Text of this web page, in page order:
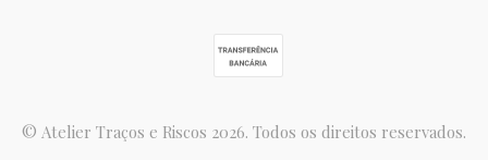
© Atelier Traços e Riscos 2026. Todos os direitos reservados.